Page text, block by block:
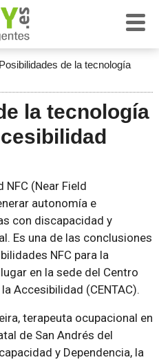
Posibilidades de la tecnología
la tecnología
(Near Field
autonomía e
con discapacidad y
Es una de las conclusiones
NFC para la
en la sede del Centro
Accesibilidad (CENTAC).
terapeuta ocupacional en
de San Andrés del
y Dependencia, la